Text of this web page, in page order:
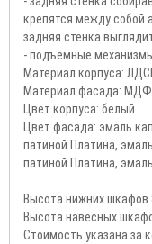
крепятся между собой
задняя стенка
- подъёмные
Материал корпуса:
Материал фасада: МДФ
Цвет корпуса: белый
Цвет фасада: эмаль
патиной Платина,
патиной Платина,
Высота нижних
Высота навесных
Стоимость указана за